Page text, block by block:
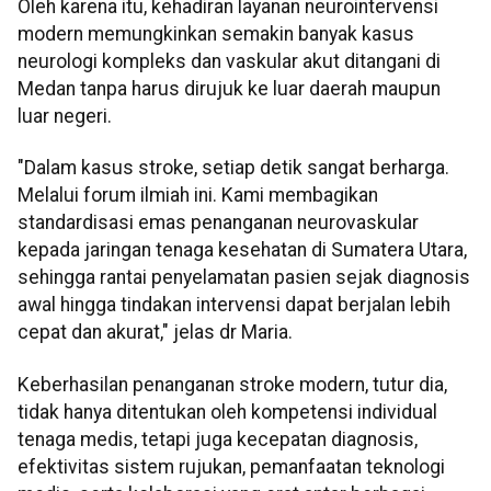
Oleh karena itu, kehadiran layanan neurointervensi
modern memungkinkan semakin banyak kasus
neurologi kompleks dan vaskular akut ditangani di
Medan tanpa harus dirujuk ke luar daerah maupun
luar negeri.
"Dalam kasus stroke, setiap detik sangat berharga.
Melalui forum ilmiah ini. Kami membagikan
standardisasi emas penanganan neurovaskular
kepada jaringan tenaga kesehatan di Sumatera Utara,
sehingga rantai penyelamatan pasien sejak diagnosis
awal hingga tindakan intervensi dapat berjalan lebih
cepat dan akurat," jelas dr Maria.
Keberhasilan penanganan stroke modern, tutur dia,
tidak hanya ditentukan oleh kompetensi individual
tenaga medis, tetapi juga kecepatan diagnosis,
efektivitas sistem rujukan, pemanfaatan teknologi